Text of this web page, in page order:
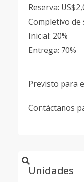
Reserva:
Completivo de
Inicial: 20%
Entrega: 70%
Previsto para
Contáctanos
Unidades